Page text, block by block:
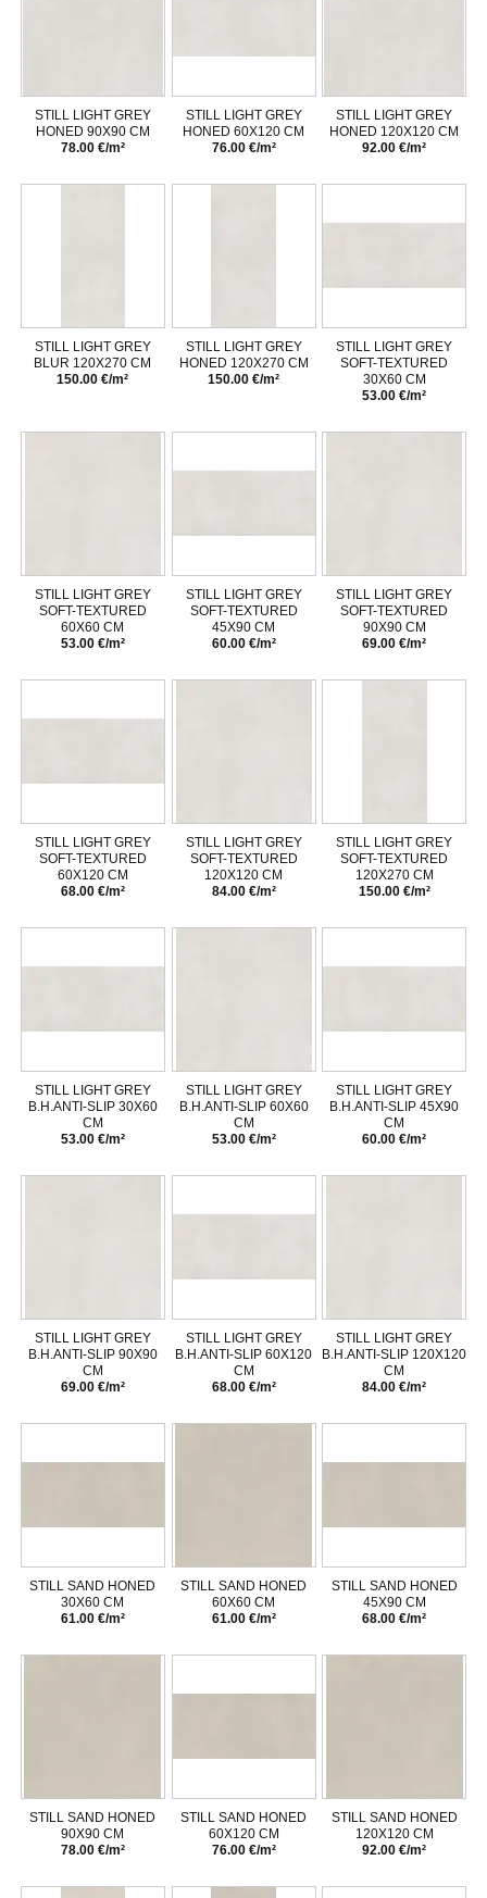
STILL LIGHT GREY
HONED 90X90 CM
78.00 €/m²
STILL LIGHT GREY
HONED 60X120 CM
76.00 €/m²
STILL LIGHT GREY
HONED 120X120 CM
92.00 €/m²
STILL LIGHT GREY
BLUR 120X270 CM
150.00 €/m²
STILL LIGHT GREY
HONED 120X270 CM
150.00 €/m²
STILL LIGHT GREY
SOFT-TEXTURED
30X60 CM
53.00 €/m²
STILL LIGHT GREY
SOFT-TEXTURED
60X60 CM
53.00 €/m²
STILL LIGHT GREY
SOFT-TEXTURED
45X90 CM
60.00 €/m²
STILL LIGHT GREY
SOFT-TEXTURED
90X90 CM
69.00 €/m²
STILL LIGHT GREY
SOFT-TEXTURED
60X120 CM
68.00 €/m²
STILL LIGHT GREY
SOFT-TEXTURED
120X120 CM
84.00 €/m²
STILL LIGHT GREY
SOFT-TEXTURED
120X270 CM
150.00 €/m²
STILL LIGHT GREY
B.H.ANTI-SLIP 30X60
CM
53.00 €/m²
STILL LIGHT GREY
B.H.ANTI-SLIP 60X60
CM
53.00 €/m²
STILL LIGHT GREY
B.H.ANTI-SLIP 45X90
CM
60.00 €/m²
STILL LIGHT GREY
B.H.ANTI-SLIP 90X90
CM
69.00 €/m²
STILL LIGHT GREY
B.H.ANTI-SLIP 60X120
CM
68.00 €/m²
STILL LIGHT GREY
B.H.ANTI-SLIP 120X120
CM
84.00 €/m²
STILL SAND HONED
30X60 CM
61.00 €/m²
STILL SAND HONED
60X60 CM
61.00 €/m²
STILL SAND HONED
45X90 CM
68.00 €/m²
STILL SAND HONED
90X90 CM
78.00 €/m²
STILL SAND HONED
60X120 CM
76.00 €/m²
STILL SAND HONED
120X120 CM
92.00 €/m²